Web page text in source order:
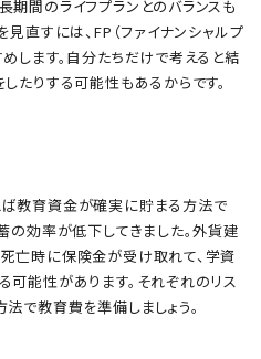
期間のライフプランとのバランスも
見直すには、FP（ファイナンシャルプ
します。自分たちだけで考えると結
たりする可能性もあるからです。
教育資金が確実に貯まる方法で
の効率が低下してきました。外貨建
亡時に保険金が受け取れて、学資
可能性があります。それぞれのリス
で教育費を準備しましょう。